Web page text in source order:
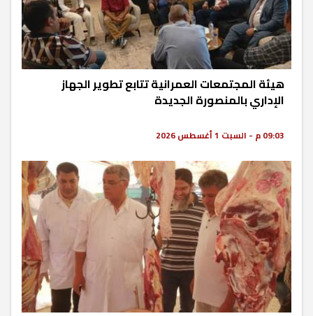
هيئة المجتمعات العمرانية تتابع تطوير الجهاز
الإداري بالمنصورة الجديدة
09:03 م - السبت 1 أغسطس 2026